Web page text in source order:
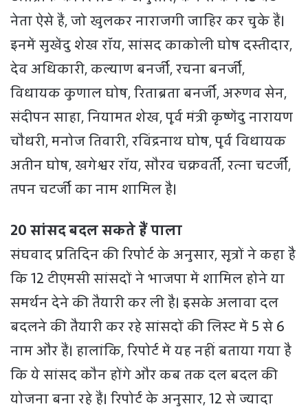
नेता ऐसे हैं, जो खुलकर नाराजगी जाहिर कर चुके हैं।
इनमें सुखेंदु शेख रॉय, सांसद काकोली घोष दस्तीदार,
देव अधिकारी, कल्याण बनर्जी, रचना बनर्जी,
विधायक कुणाल घोष, रिताब्रता बनर्जी, अरुणव सेन,
संदीपन साहा, नियामत शेख, पूर्व मंत्री कृष्णेंदु नारायण
चौधरी, मनोज तिवारी, रविंद्रनाथ घोष, पूर्व विधायक
अतीन घोष, खगेश्वर रॉय, सौरव चक्रवर्ती, रत्ना चटर्जी,
तपन चटर्जी का नाम शामिल है।
20 सांसद बदल सकते हैं पाला
संघवाद प्रतिदिन की रिपोर्ट के अनुसार, सूत्रों ने कहा है
कि 12 टीएमसी सांसदों ने भाजपा में शामिल होने या
समर्थन देने की तैयारी कर ली है। इसके अलावा दल
बदलने की तैयारी कर रहे सांसदों की लिस्ट में 5 से 6
नाम और हैं। हालांकि, रिपोर्ट में यह नहीं बताया गया है
कि ये सांसद कौन होंगे और कब तक दल बदल की
योजना बना रहे हैं। रिपोर्ट के अनुसार, 12 से ज्यादा